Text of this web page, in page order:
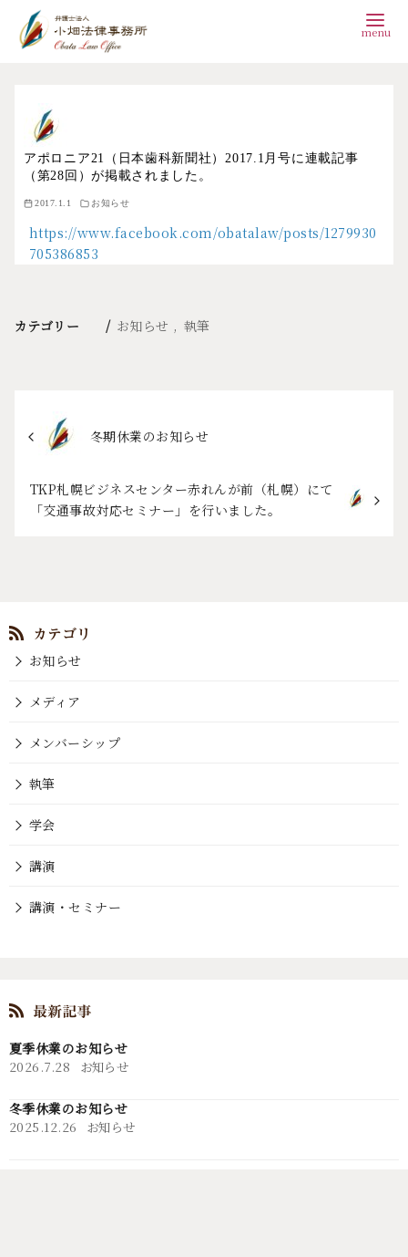
アポロニア21（日本歯科新聞社）2017.1月号に連載記事
（第28回）が掲載されました。
2017.1.1 お知らせ
https://www.facebook.com/obatalaw/posts/1279930
705386853
カテゴリー お知らせ 執筆
冬期休業のお知らせ
TKP札幌ビジネスセンター赤れんが前（札幌）にて
「交通事故対応セミナー」を行いました。
お知らせ
メディア
メンバーシップ
執筆
学会
講演
講演・セミナー
2026.7.28 お知らせ
夏季休業のお知らせ
2025.12.26 お知らせ
冬季休業のお知らせ